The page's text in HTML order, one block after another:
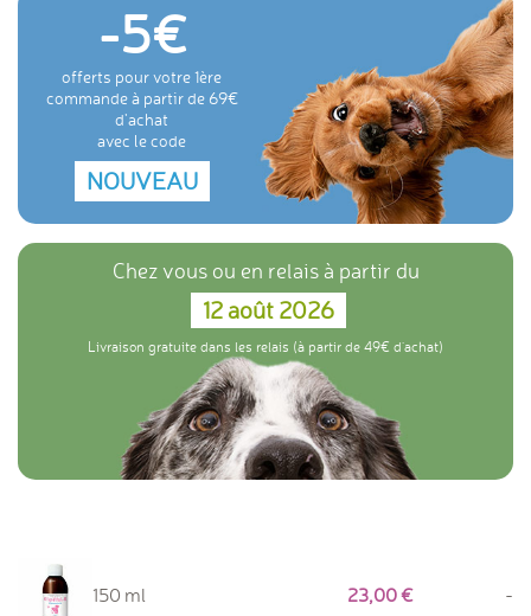
-5
offerts pour votre 1ère
commande à partir de 69
d'achat
avec le code
NOUVEAU
Chez vous ou en relais à partir du
12 août 2026
Livraison gratuite dans les relais (à partir de 49€ d'achat)
150 ml 23,00 -